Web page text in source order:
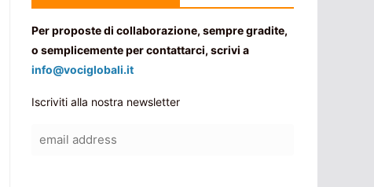
Per proposte di collaborazione, sempre gradite,
o semplicemente per contattarci, scrivi a
info@vociglobali.it
Iscriviti alla nostra newsletter